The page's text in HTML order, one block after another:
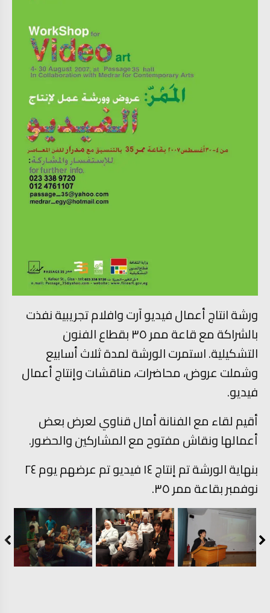
ورشة انتاج أعمال فيديو آرت وافلام تجريبية نفذت
بالشراكة مع قاعة ممر ٣٥ بقطاع الفنون
التشكيلية. استمرت الورشة لمدة ثلاث أسابيع
وشملت عروض، محاضرات، مناقشات وإنتاج أعمال
فيديو.
أقيم لقاء مع الفنانة أمال قناوي لعرض بعض
أعمالها ونقاش مفتوح مع المشاركين والحضور.
بنهاية الورشة تم إنتاج ١٤ فيديو تم عرضهم يوم ٢٤
نوفمبر بقاعة ممر ٣٥.